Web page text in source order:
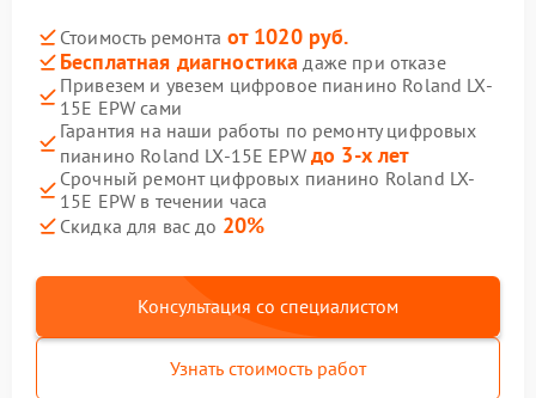
Стоимость ремонта от 1020 руб.
Бесплатная диагностика даже при отказе
Привезем и увезем цифровое пианино Roland LX-
15E EPW сами
Гарантия на наши работы по ремонту цифровых
пианино Roland LX-15E EPW до 3-х лет
Срочный ремонт цифровых пианино Roland LX-
15E EPW в течении часа
Скидка для вас до 20%
Консультация со специалистом
Узнать стоимость работ